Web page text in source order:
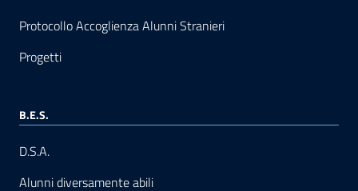
Protocollo Accoglienza Alunni Stranieri
Progetti
B.E.S.
D.S.A.
Alunni diversamente abili